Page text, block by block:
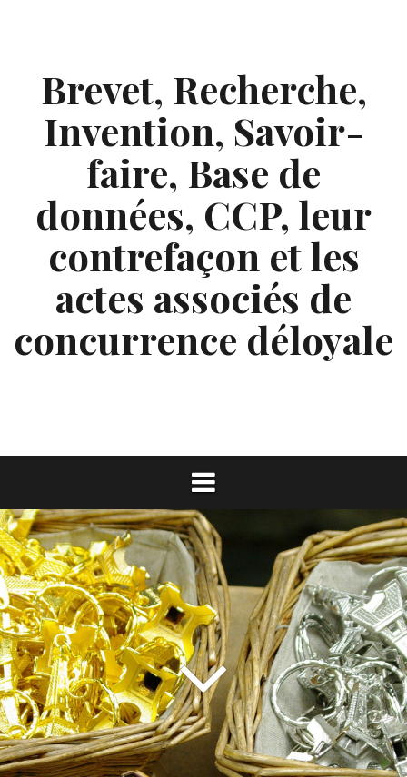
Brevet, Recherche,
Invention, Savoir-
faire, Base de
données, CCP, leur
contrefaçon et les
actes associés de
concurrence déloyale